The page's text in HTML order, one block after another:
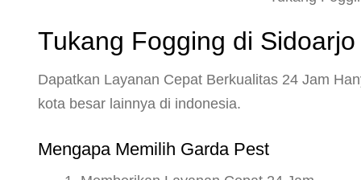
Tukang Fogging di
Dapatkan Layanan Cepat Berkualitas 24 Jam
kota besar lainnya di indonesia.
Mengapa Memilih Garda Pest